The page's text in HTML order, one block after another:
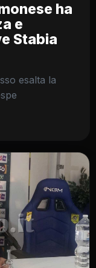
ha
e
Stabia
esalta la